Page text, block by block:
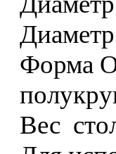
Форма
Вес